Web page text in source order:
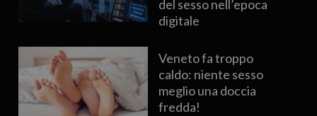
del sesso nell’epoca
digitale
Veneto fa troppo
caldo: niente sesso
meglio una doccia
fredda!